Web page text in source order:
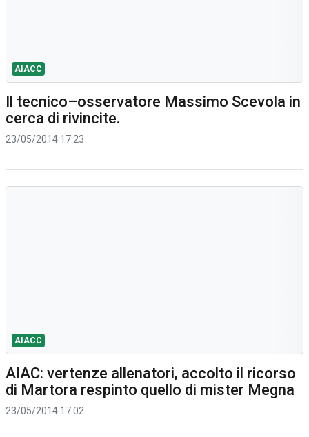
AIACC
Il tecnico–osservatore Massimo Scevola in
cerca di rivincite.
23/05/2014 17:23
AIACC
AIAC: vertenze allenatori, accolto il ricorso
di Martora respinto quello di mister Megna
23/05/2014 17:02